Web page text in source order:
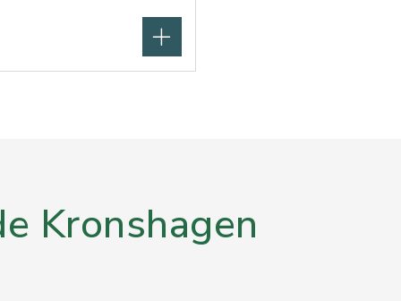
Kronshagen